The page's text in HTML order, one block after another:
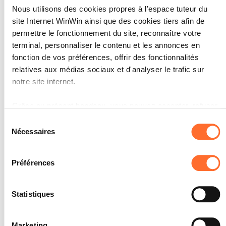
Nous utilisons des cookies propres à l’espace tuteur du
site Internet WinWin ainsi que des cookies tiers afin de
permettre le fonctionnement du site, reconnaître votre
terminal, personnaliser le contenu et les annonces en
fonction de vos préférences, offrir des fonctionnalités
relatives aux médias sociaux et d'analyser le trafic sur
notre site internet.
l’exception des cookies strictement nécessaires au
fonctionnement du site. Une description des différents
cookies est accessible sous l’onglet « Détails » ci-dessus.
fonctionnalités (ex : lecture de vidéos, partage sur les
réseaux sociaux, sauvegarde des préférences de lecture
Nécessaires
Préférences
Statistiques
4
L’apprenti est capable de
compléter régulièrement son
carnet d’apprentissage.
régulièrement mis à jour (par exemple